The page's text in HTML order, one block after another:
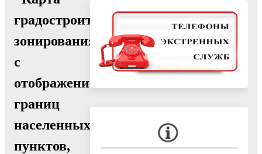
градостроительного
зонирования
с
отображением
границ
населенных
пунктов,